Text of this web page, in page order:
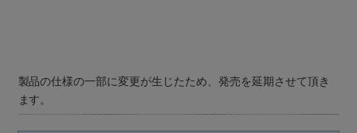
製品の仕様の一部に変更が生じたため、発売を延期させて頂き
ます。